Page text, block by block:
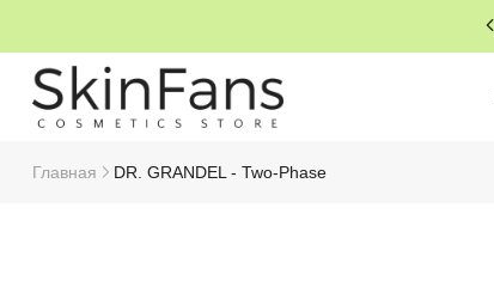
Главная DR. GRANDEL - Two-Phase